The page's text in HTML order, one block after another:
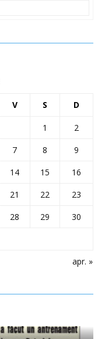
V S D
apr. »
1
2
7 8
9
14 15
16
21 22
23
28 29
30